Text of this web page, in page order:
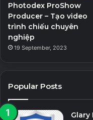
Photodex ProShow
Producer – Tạo video
trình chiếu chuyên
nghiệp
19 September, 2023
Popular Posts
Glary